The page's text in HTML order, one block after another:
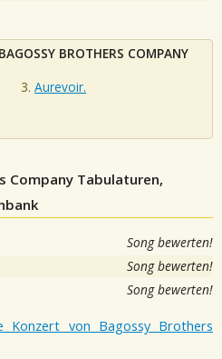
BROTHERS COMPANY
Aurevoir.
Company Tabulaturen,
Song bewerten!
Song bewerten!
Song bewerten!
Konzert von Bagossy Brothers